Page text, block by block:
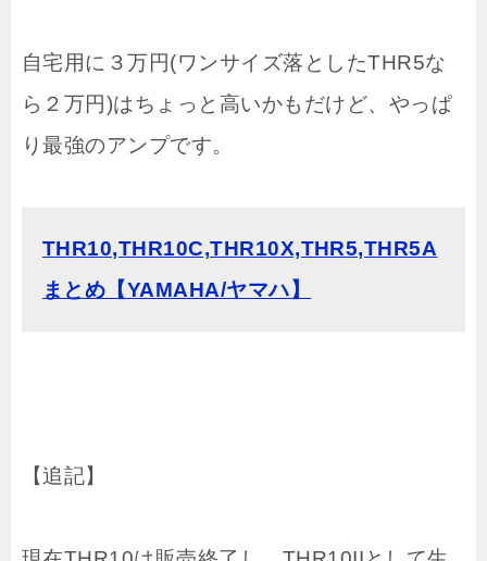
自宅用に３万円(ワンサイズ落としたTHR5な
ら２万円)はちょっと高いかもだけど、やっぱ
り最強のアンプです。
THR10,THR10C,THR10X,THR5,THR5A
まとめ【YAMAHA/ヤマハ】
【追記】